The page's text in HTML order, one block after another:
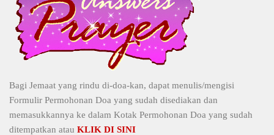
Bagi Jemaat yang rindu di-doa-kan, dapat menulis/mengisi
Formulir Permohonan Doa yang sudah disediakan dan
memasukkannya ke dalam Kotak Permohonan Doa yang sudah
ditempatkan atau KLIK DI SINI